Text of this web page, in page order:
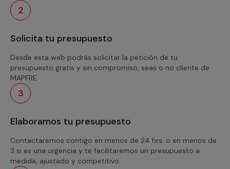
2
Solicita tu presupuesto
Desde esta web podrás solicitar la petición de tu
presupuesto gratis y sin compromiso, seas o no cliente de
MAPFRE.
3
Elaboramos tu presupuesto
Contactaremos contigo en menos de 24 hrs. o en menos de
3 si es una urgencia y te facilitaremos un presupuesto a
medida, ajustado y competitivo.